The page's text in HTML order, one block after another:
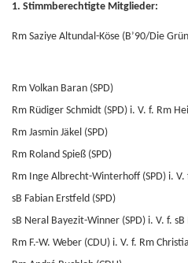
1. Stimmberechtigte Mitglieder:
Rm Saziye Altundal-Köse (B’90/Die
Rm Volkan Baran (SPD)
Rm Rüdiger Schmidt (SPD) i. V. f. Rm
Rm Jasmin Jäkel (SPD)
Rm Roland Spieß (SPD)
Rm Inge Albrecht-Winterhoff (SPD) i. V.
sB Fabian Erstfeld (SPD)
sB Neral Bayezit-Winner (SPD) i. V. f.
Rm F.-W. Weber (CDU) i. V. f. Rm